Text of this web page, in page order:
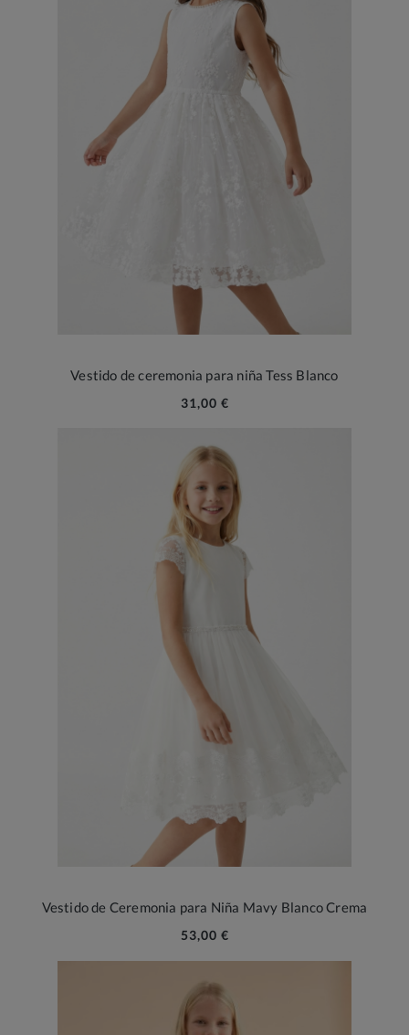
Vestido de ceremonia para niña Tess Blanco
31,00 €
Vestido de Ceremonia para Niña Mavy Blanco Crema
53,00 €